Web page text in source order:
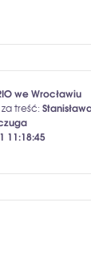
we Wrocławiu
treść:
11:18:45